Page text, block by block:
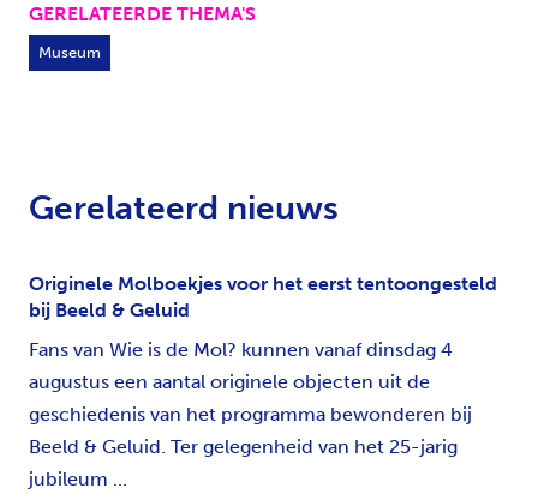
GERELATEERDE THEMA'S
Museum
Gerelateerd nieuws
Originele Molboekjes voor het eerst tentoongesteld
bij Beeld & Geluid
Fans van Wie is de Mol? kunnen vanaf dinsdag 4
augustus een aantal originele objecten uit de
geschiedenis van het programma bewonderen bij
Beeld & Geluid. Ter gelegenheid van het 25-jarig
jubileum ...